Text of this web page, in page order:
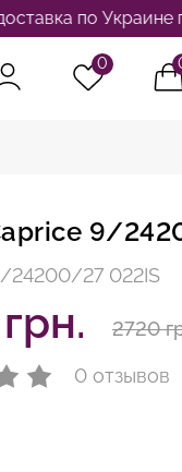
по Украине при
0
9/
24200/27 022IS
2720
0 отзывов